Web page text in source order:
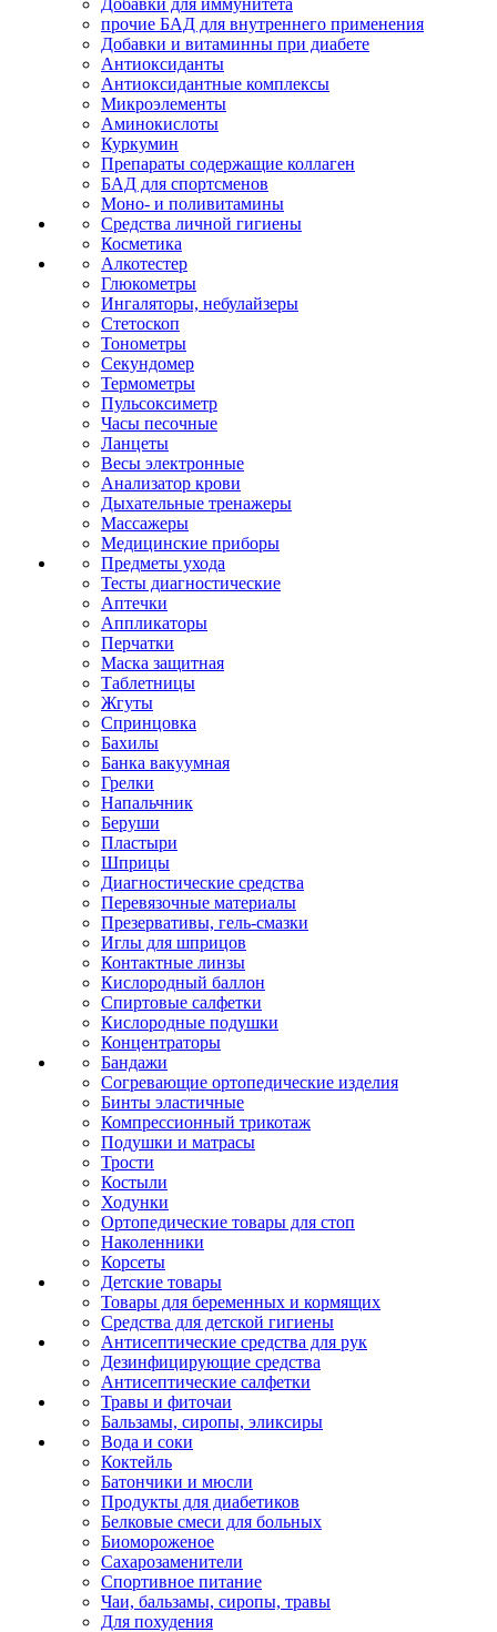
Добавки для иммунитета
прочие БАД для внутреннего применения
Добавки и витаминны при диабете
Антиоксиданты
Антиоксидантные комплексы
Микроэлементы
Аминокислоты
Куркумин
Препараты содержащие коллаген
БАД для спортсменов
Моно- и поливитамины
Средства личной гигиены
Косметика
Алкотестер
Глюкометры
Ингаляторы, небулайзеры
Стетоскоп
Тонометры
Секундомер
Термометры
Пульсоксиметр
Часы песочные
Ланцеты
Весы электронные
Анализатор крови
Дыхательные тренажеры
Массажеры
Медицинские приборы
Предметы ухода
Тесты диагностические
Аптечки
Аппликаторы
Перчатки
Маска защитная
Таблетницы
Жгуты
Спринцовка
Бахилы
Банка вакуумная
Грелки
Напальчник
Беруши
Пластыри
Шприцы
Диагностические средства
Перевязочные материалы
Презервативы, гель-смазки
Иглы для шприцов
Контактные линзы
Кислородный баллон
Спиртовые салфетки
Кислородные подушки
Концентраторы
Бандажи
Согревающие ортопедические изделия
Бинты эластичные
Компрессионный трикотаж
Подушки и матрасы
Трости
Костыли
Ходунки
Ортопедические товары для стоп
Наколенники
Корсеты
Детские товары
Товары для беременных и кормящих
Средства для детской гигиены
Антисептические средства для рук
Дезинфицирующие средства
Антисептические салфетки
Травы и фиточаи
Бальзамы, сиропы, эликсиры
Вода и соки
Коктейль
Батончики и мюсли
Продукты для диабетиков
Белковые смеси для больных
Биомороженое
Сахарозаменители
Спортивное питание
Чаи, бальзамы, сиропы, травы
Для похудения